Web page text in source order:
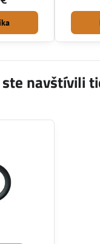
navštívili